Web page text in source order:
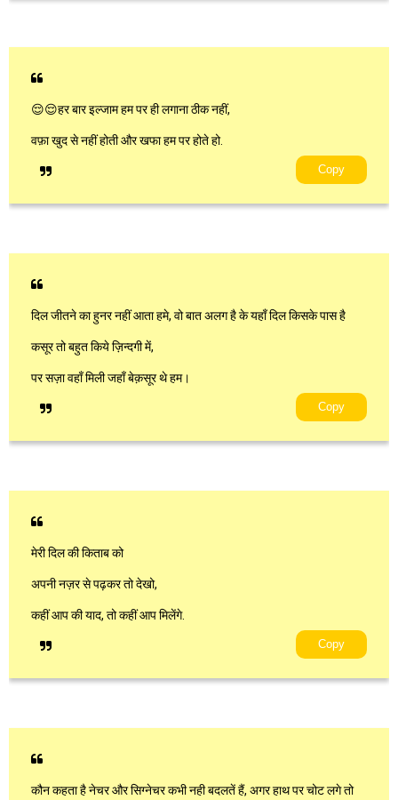
😌😌हर बार इल्जाम हम पर ही लगाना ठीक नहीं,
वफ़ा खुद से नहीं होती और खफा हम पर होते हो.
Copy
दिल जीतने का हुनर नहीं आता हमे, वो बात अलग है के यहाँ दिल किसके पास है
कसूर तो बहुत किये ज़िन्दगी में,
पर सज़ा वहाँ मिली जहाँ बेक़सूर थे हम।
Copy
मेरी दिल की किताब को
अपनी नज़र से पढ़कर तो देखो,
कहीं आप की याद, तो कहीं आप मिलेंगे.
Copy
कौन कहता है नेचर और सिग्नेचर कभी नही बदलतें हैं, अगर हाथ पर चोट लगे तो